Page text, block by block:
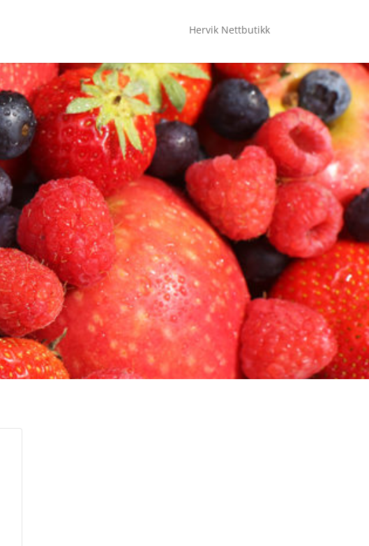
Hervik Nettbutikk